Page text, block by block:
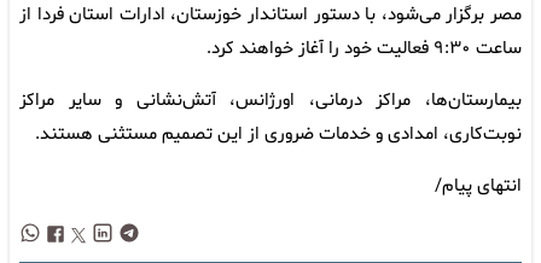
مصر برگزار می‌شود، با دستور استاندار خوزستان، ادارات استان فردا از
ساعت ۹:۳۰ فعالیت خود را آغاز خواهند کرد.
بیمارستان‌ها، مراکز درمانی، اورژانس، آتش‌نشانی و سایر مراکز
نوبت‌کاری، امدادی و خدمات ضروری از این تصمیم مستثنی هستند.
انتهای پیام/